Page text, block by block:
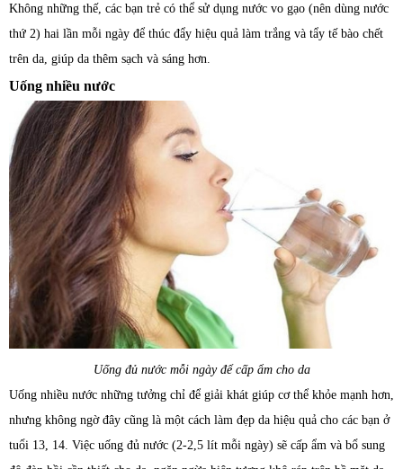
Không những thế, các bạn trẻ có thể sử dụng nước vo gạo (nên dùng nước
thứ 2) hai lần mỗi ngày để thúc đẩy hiệu quả làm trắng và tẩy tế bào chết
trên da, giúp da thêm sạch và sáng hơn.
Uống nhiều nước
Uống đủ nước mỗi ngày để cấp ẩm cho da
Uống nhiều nước những tưởng chỉ để giải khát giúp cơ thể khỏe mạnh hơn,
nhưng không ngờ đây cũng là một cách làm đẹp da hiệu quả cho các bạn ở
tuổi 13, 14. Việc uống đủ nước (2-2,5 lít mỗi ngày) sẽ cấp ẩm và bổ sung